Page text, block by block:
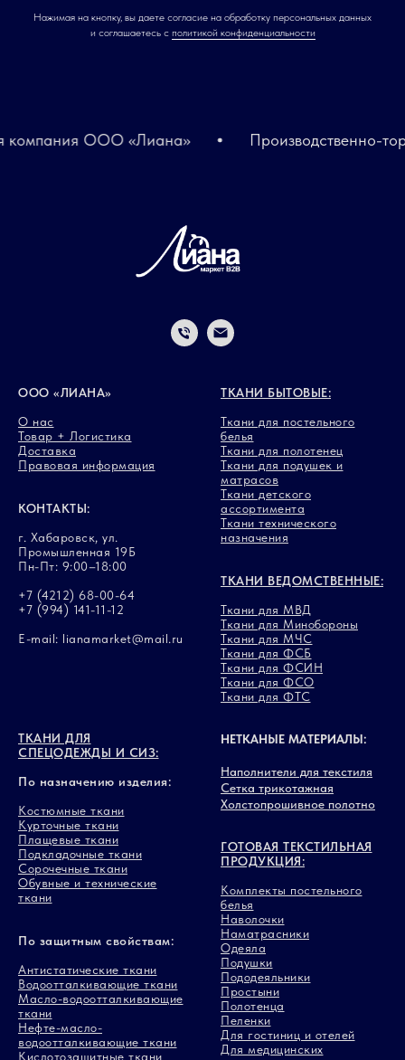
Нажимая на кнопку, вы даете согласие на обработку персональных данных
и соглашаетесь c политикой конфиденциальности
ООО «Лиана» Производственно-
ООО «ЛИАНА»
О нас
Товар + Логистика
Доставка
Правовая информация
КОНТАКТЫ:
г. Хабаровск, ул.
Промышленная 19Б
Пн-Пт: 9:00–18:00
+7 (4212) 68-00-64
+7 (994) 141-11-12
E-mail: lianamarket@mail.ru
ТКАНИ БЫТОВЫЕ:
Ткани для постельного
белья
Ткани для полотенец
Ткани для подушек и
матрасов
Ткани детского
ассортимента
Ткани технического
назначения
ТКАНИ ВЕДОМСТВЕННЫЕ:
Ткани для МВД
Ткани для Минобороны
Ткани для МЧС
Ткани для ФСБ
Ткани для ФСИН
Ткани для ФСО
Ткани для ФТС
ТКАНИ ДЛЯ
СПЕЦОДЕЖДЫ И СИЗ:
По назначению изделия:
Костюмные ткани
Курточные ткани
Плащевые ткани
Подкладочные ткани
Сорочечные ткани
Обувные и технические
ткани
По защитным свойствам:
Антистатические ткани
Водоотталкивающие ткани
Масло-водоотталкивающие
ткани
Нефте-масло-
водоотталкивающие ткани
Кислотозащитные ткани
НЕТКАНЫЕ МАТЕРИАЛЫ:
Наполнители для текстиля
Сетка трикотажная
Холстопрошивное полотно
ГОТОВАЯ ТЕКСТИЛЬНАЯ
ПРОДУКЦИЯ:
Комплекты постельного
белья
Наволочки
Наматрасники
Одеяла
Подушки
Пододеяльники
Простыни
Полотенца
Пеленки
Для гостиниц и отелей
Для медицинских